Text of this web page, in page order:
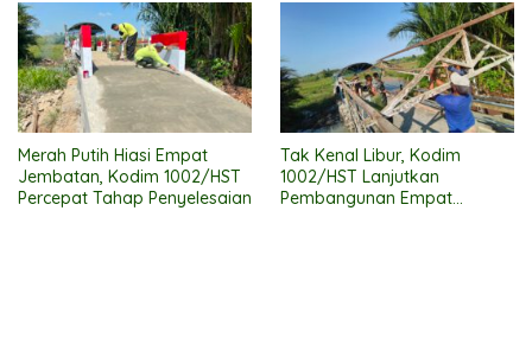
Merah Putih Hiasi Empat
Jembatan, Kodim 1002/HST
Percepat Tahap Penyelesaian
Tak Kenal Libur, Kodim
1002/HST Lanjutkan
Pembangunan Empat